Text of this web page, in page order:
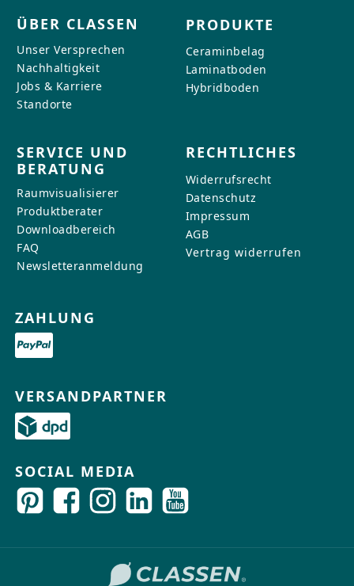
ÜBER CLASSEN
Unser Versprechen
Nachhaltigkeit
Jobs & Karriere
Standorte
PRODUKTE
Ceraminbelag
Laminatboden
Hybridboden
SERVICE UND
BERATUNG
Raumvisualisierer
Produktberater
Downloadbereich
FAQ
Newsletteranmeldung
RECHTLICHES
Widerrufsrecht
Datenschutz
Impressum
AGB
Vertrag widerrufen
ZAHLUNG
VERSANDPARTNER
SOCIAL MEDIA